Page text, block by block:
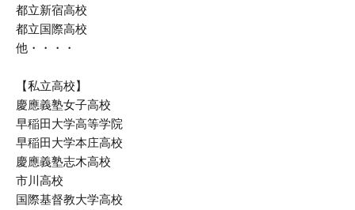
都立新宿高校
都立国際高校
他・・・・
【私立高校】
慶應義塾女子高校
早稲田大学高等学院
早稲田大学本庄高校
慶應義塾志木高校
市川高校
国際基督教大学高校